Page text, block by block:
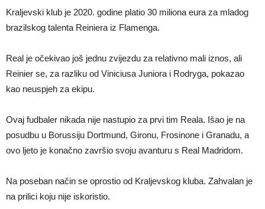
Kraljevski klub je 2020. godine platio 30 miliona eura za mladog
brazilskog talenta Reiniera iz Flamenga.
Real je očekivao još jednu zvijezdu za relativno mali iznos, ali
Reinier se, za razliku od Viniciusa Juniora i Rodryga, pokazao
kao neuspjeh za ekipu.
Ovaj fudbaler nikada nije nastupio za prvi tim Reala. Išao je na
posudbu u Borussiju Dortmund, Gironu, Frosinone i Granadu, a
ovo ljeto je konačno završio svoju avanturu s Real Madridom.
Na poseban način se oprostio od Kraljevskog kluba. Zahvalan je
na prilici koju nije iskoristio.